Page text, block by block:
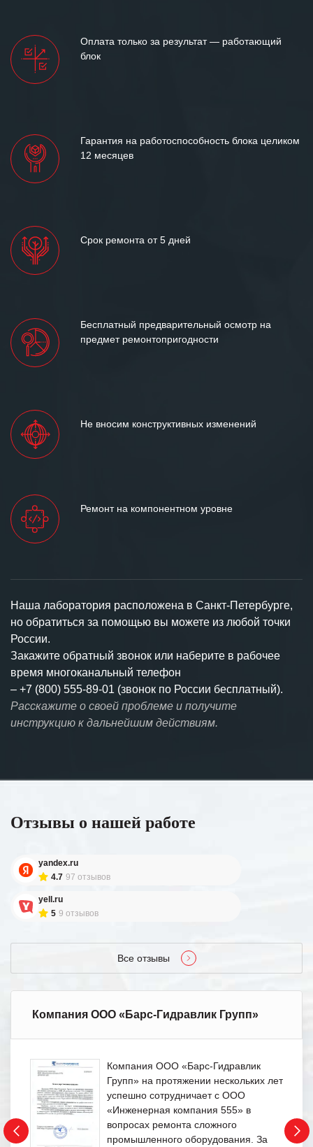
Оплата только за результат — работающий
блок
Гарантия на работоспособность блока целиком
12 месяцев
Срок ремонта от 5 дней
Бесплатный предварительный осмотр на
предмет ремонтопригодности
Не вносим конструктивных изменений
Ремонт на компонентном уровне
Наша лаборатория расположена в Санкт-Петербурге,
но обратиться за помощью вы можете из любой точки
России.
Закажите обратный звонок или наберите в рабочее
время многоканальный телефон
– +7 (800) 555-89-01 (звонок по России бесплатный).
Расскажите о своей проблеме и получите
инструкцию к дальнейшим действиям.
Отзывы о нашей работе
yandex.ru
4.7 97 отзывов
yell.ru
5 9 отзывов
Все отзывы
Компания ООО «Барс-Гидравлик Групп»
Компания ООО «Барс-Гидравлик
Групп» на протяжении нескольких лет
успешно сотрудничает с ООО
«Инженерная компания 555» в
вопросах ремонта сложного
промышленного оборудования. За